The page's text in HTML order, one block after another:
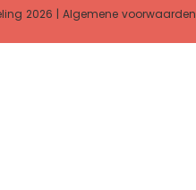
2026 |Algemene voorwaarden